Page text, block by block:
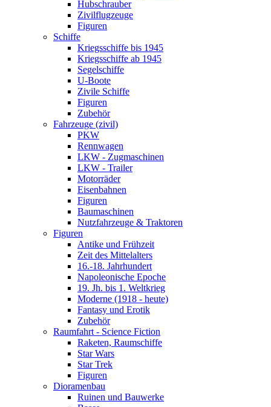
Hubschrauber
Zivilflugzeuge
Figuren
Schiffe
Kriegsschiffe bis 1945
Kriegsschiffe ab 1945
Segelschiffe
U-Boote
Zivile Schiffe
Figuren
Zubehör
Fahrzeuge (zivil)
PKW
Rennwagen
LKW - Zugmaschinen
LKW - Trailer
Motorräder
Eisenbahnen
Figuren
Baumaschinen
Nutzfahrzeuge & Traktoren
Figuren
Antike und Frühzeit
Zeit des Mittelalters
16.-18. Jahrhundert
Napoleonische Epoche
19. Jh. bis 1. Weltkrieg
Moderne (1918 - heute)
Fantasy und Erotik
Zubehör
Raumfahrt - Science Fiction
Raketen, Raumschiffe
Star Wars
Star Trek
Figuren
Dioramenbau
Ruinen und Bauwerke